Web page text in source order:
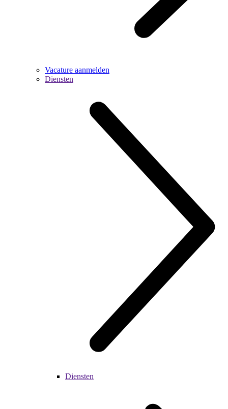
Vacature aanmelden
Diensten
Diensten